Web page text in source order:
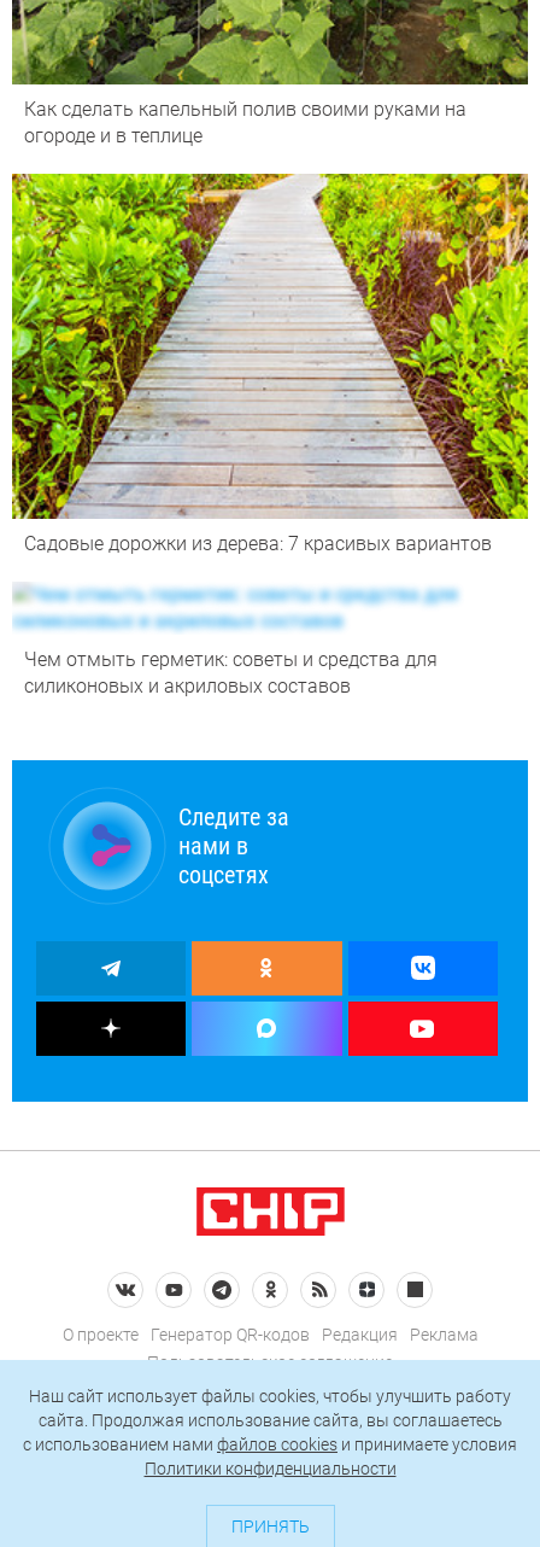
Как сделать капельный полив своими руками на
огороде и в теплице
Садовые дорожки из дерева: 7 красивых вариантов
Чем отмыть герметик: советы и средства для
силиконовых и акриловых составов
Следите за
нами в
соцсетях
О проекте Генератор QR-кодов Редакция
Реклама
Пользовательское соглашение
Политика конфиденциальности
Подписаться на рассылку
127018, Москва, ул. Полковая, д. 3, стр. 4, помещение I, комн. 23
Наш сайт использует файлы cookies, чтобы улучшить работу
сайта. Продолжая использование сайта, вы соглашаетесь
c использованием нами файлов cookies и принимаете условия
Политики конфиденциальности
ПРИНЯТЬ